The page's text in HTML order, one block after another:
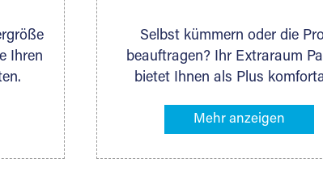
Ihren
Selbst kümmern oder die
beauftragen? Ihr Extraraum
bietet Ihnen als Plus
besonders bequem machen.
Lieferung von Packmaterial